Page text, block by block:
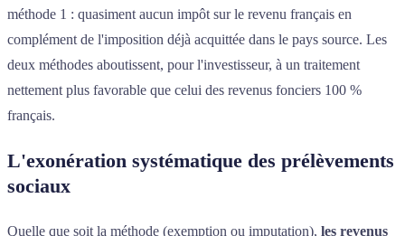
méthode 1 : quasiment aucun impôt sur le revenu français en
complément de l'imposition déjà acquittée dans le pays source. Les
deux méthodes aboutissent, pour l'investisseur, à un traitement
nettement plus favorable que celui des revenus fonciers 100 %
français.
L'exonération systématique des prélèvements
sociaux
Quelle que soit la méthode (exemption ou imputation), les revenus